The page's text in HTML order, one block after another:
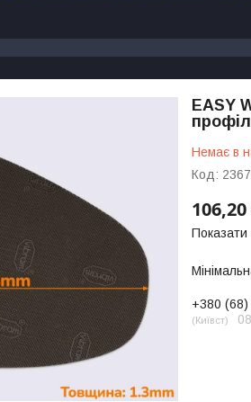
EASY
Немає в
Код:
Показати
+380
Київст